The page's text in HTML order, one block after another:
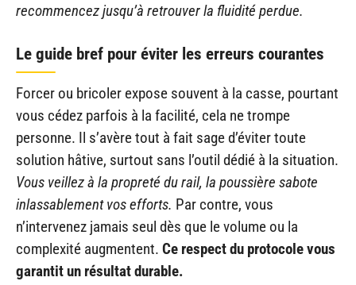
recommencez jusqu’à retrouver la fluidité perdue.
Le guide bref pour éviter les erreurs courantes
Forcer ou bricoler expose souvent à la casse, pourtant
vous cédez parfois à la facilité, cela ne trompe
personne. Il s’avère tout à fait sage d’éviter toute
solution hâtive, surtout sans l’outil dédié à la situation.
Vous veillez à la propreté du rail, la poussière sabote
inlassablement vos efforts. Par contre, vous
n’intervenez jamais seul dès que le volume ou la
complexité augmentent. Ce respect du protocole vous
garantit un résultat durable.